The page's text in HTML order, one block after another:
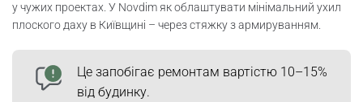
у чужих проектах. У Novdim як облаштувати мінімальний ухил
плоского даху в Київщині – через стяжку з армируванням.
Це запобігає ремонтам вартістю 10–15%
від будинку.